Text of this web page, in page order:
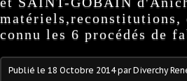
matériels,reconstitutions,
connu les 6 procédés de
Publié le 18 Octobre 2014par Diverchy